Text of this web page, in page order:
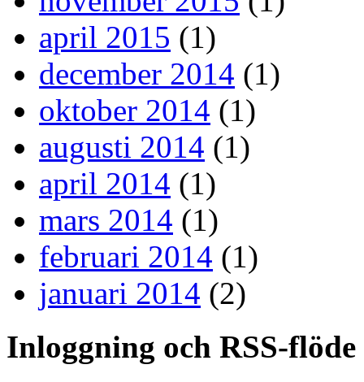
april 2015 (1)
december 2014 (1)
oktober 2014 (1)
augusti 2014 (1)
april 2014 (1)
mars 2014 (1)
februari 2014 (1)
januari 2014 (2)
Inloggning och RSS-flöde